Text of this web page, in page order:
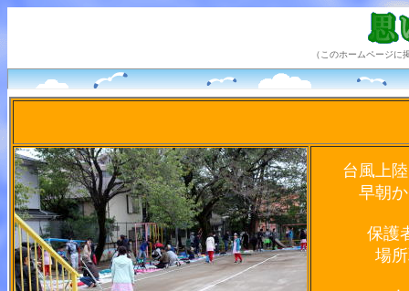
（このホームページ
台風上
早朝
保護
場